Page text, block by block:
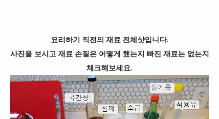
요리하기 직전의 재료 전체샷입니다.
사진을 보시고 재료 손질은 어떻게 했는지 빠진 재료는 없는지
체크해보세요.